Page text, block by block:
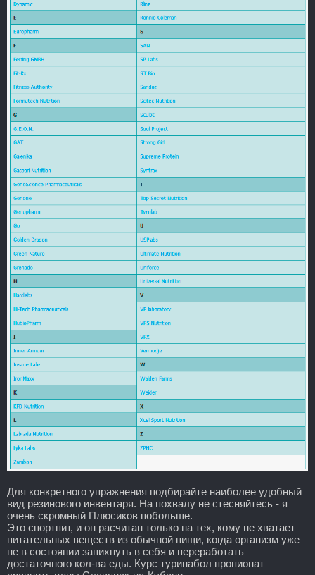
Для конкретного упражнения подбирайте наиболее удобный
вид резинового инвентаря. На похвалу не стесняйтесь - я
очень скромный Плюсиков побольше.
Это спортпит, и он расчитан только на тех, кому не хватает
питательных веществ из обычной пищи, когда организм уже
не в состоянии запихнуть в себя и переработать
достаточного кол-ва еды. Курс туринабол пропионат